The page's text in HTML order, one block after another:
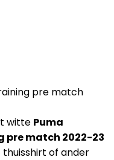
witte Puma
pre match 2022-23
of ander